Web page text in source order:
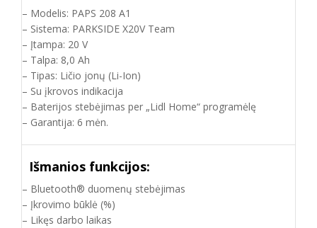
– Modelis: PAPS 208 A1
– Sistema: PARKSIDE X20V Team
– Įtampa: 20 V
– Talpa: 8,0 Ah
– Tipas: Ličio jonų (Li-Ion)
– Su įkrovos indikacija
– Baterijos stebėjimas per „Lidl Home“ programėlę
– Garantija: 6 mėn.
Išmanios funkcijos:
– Bluetooth® duomenų stebėjimas
– Įkrovimo būklė (%)
– Likęs darbo laikas